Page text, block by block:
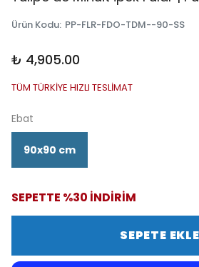
Ürün Kodu: PP-FLR-FDO-TDM--90-SS
₺ 4,905.00
TÜM TÜRKİYE HIZLI TESLİMAT
Ebat
90x90 cm
SEPETTE %30 İNDİRİM
SEPETE EKLE